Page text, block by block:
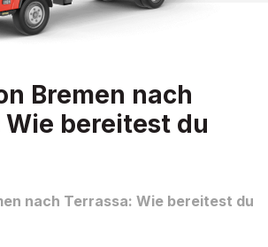
Bremen nach
Wie bereitest du
nach Terrassa: Wie bereitest du